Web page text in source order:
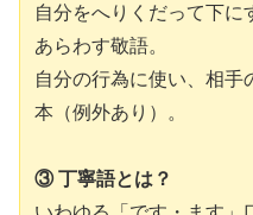
自分をへりくだって下に
あらわす敬語。
自分の行為に使い、相手
本（例外あり）。
③ 丁寧語とは？